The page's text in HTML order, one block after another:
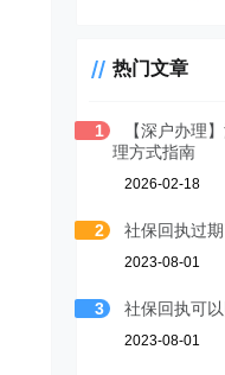
热门文章
1
【深户办理
理方式指南
2026-02-18
2 社保回执过
2023-08-01
3 社保回执可
2023-08-01